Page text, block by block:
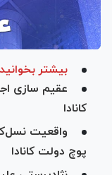
بیشتر
عقیم سازی
کانادا
واقعیت
پوچ دولت کانادا